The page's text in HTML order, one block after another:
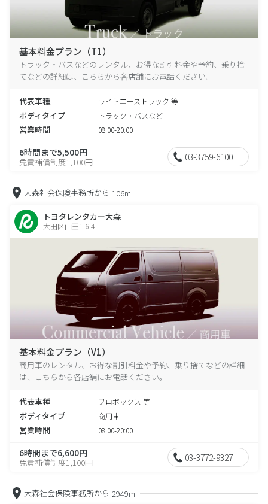
基本料金プラン（T1）
トラック・バスなどのレンタル、お得な割引料金や予約、乗り捨
てなどの詳細は、こちらから各店舗にお電話ください。
代表車種 ライトエーストラック 等
ボディタイプ トラック・バスなど
営業時間 08:00-20:00
6時間まで5,500円
免責補償制度1,100円 03-3759-6100
大森社会保険事務所から 106m
トヨタレンタカー大森
大田区山王1-6-4
基本料金プラン（V1）
商用車のレンタル、お得な割引料金や予約、乗り捨てなどの詳細
は、こちらから各店舗にお電話ください。
代表車種 プロボックス 等
ボディタイプ 商用車
営業時間 08:00-20:00
6時間まで6,600円
免責補償制度1,100円 03-3772-9327
大森社会保険事務所から 2949m